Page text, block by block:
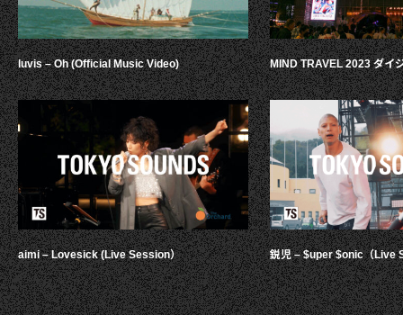
luvis – Oh (Official Music Video)
aimi – Lovesick (Live Session）
MIND TRAVEL 2023 ダイ
鋭児 – $uper $onic（Live